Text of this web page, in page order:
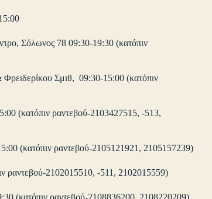
Σόλωνος 78 09:30-19:30 (κατόπιν
Σμιθ, 09:30-15:00 (κατόπιν
(κατόπιν ραντεβού-2103427515, -513,
(κατόπιν ραντεβού-2105121921, 2105157239)
ραντεβού-2102015510, -511, 2102015559)